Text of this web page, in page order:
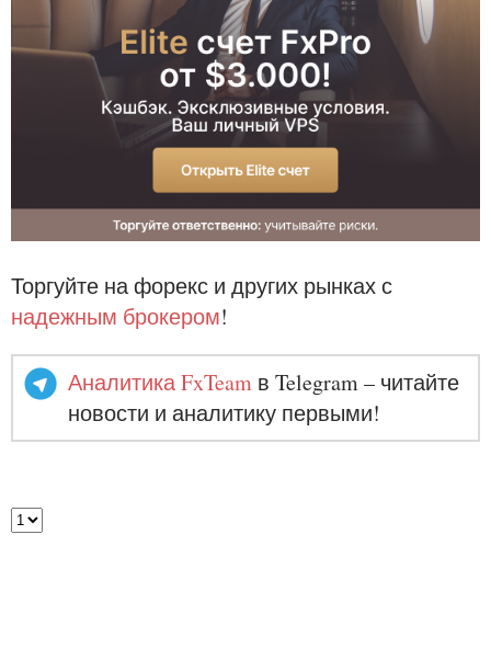
Торгуйте на форекс и других рынках с
надежным брокером!
Аналитика FxTeam в Telegram – читайте
новости и аналитику первыми!